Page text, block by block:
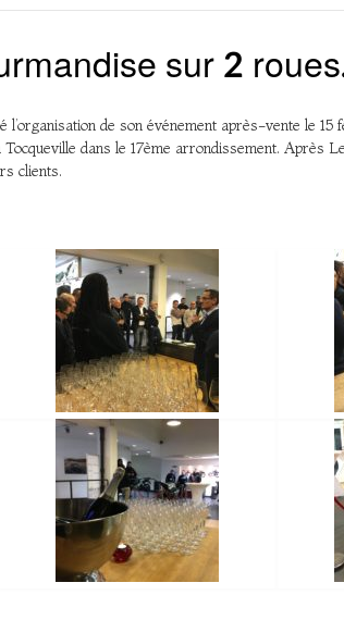
sur 2
de son événement après-vente le
dans le 17ème arrondissement. Après
clients.